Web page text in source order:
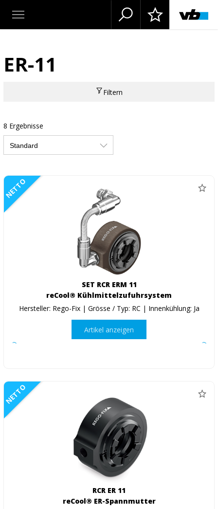
ER-11
Filtern
8 Ergebnisse
NETTO
SET RCR ERM 11
reCool® Kühlmittelzufuhrsystem
Hersteller: Rego-Fix | Grösse / Typ: RC | Innenkühlung: Ja
Artikel anzeigen
NETTO
RCR ER 11
reCool® ER-Spannmutter